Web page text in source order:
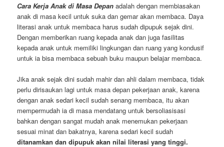
Cara Kerja Anak di Masa Depan adalah dengan membiasakan
anak di masa kecil untuk suka dan gemar akan membaca. Daya
literasi anak untuk membaca harus sudah dipupuk sejak dini.
Dengan memberikan ruang kepada anak dan juga fasilitas
kepada anak untuk memiliki lingkungan dan ruang yang kondusif
untuk ia bisa membaca sebuah buku maupun belajar membaca.
Jika anak sejak dini sudah mahir dan ahli dalam membaca, tidak
perlu dirisaukan lagi untuk masa depan pekerjaan anak, karena
dengan anak sedari kecil sudah senang membaca, itu akan
mempermudah ia di masa mendatang untuk bersoliasisasi
bahkan dengan sangat mudah anak menemukan pekerjaan
sesuai minat dan bakatnya, karena sedari kecil sudah
ditanamkan dan dipupuk akan nilai literasi yang tinggi.